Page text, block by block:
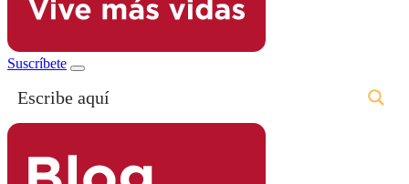
Suscríbete